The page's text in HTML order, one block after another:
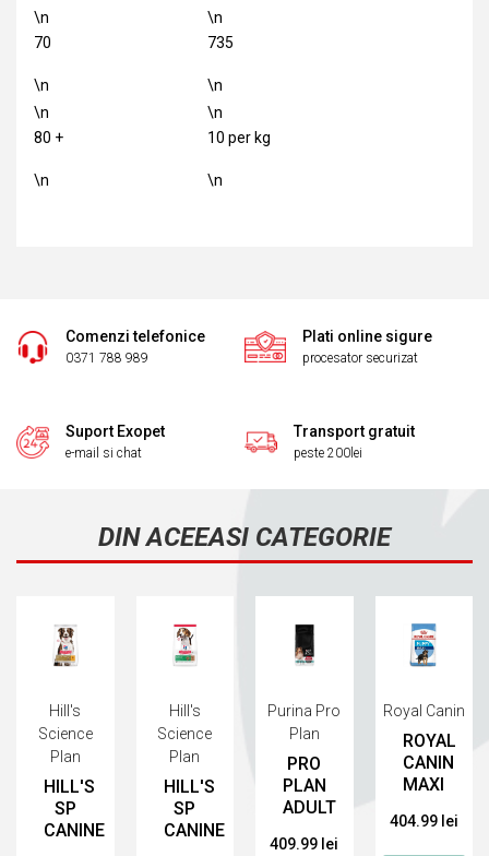
\n
70
\n
\n
735
\n
\n
80 +
\n
\n
10 per kg
\n
Comenzi telefonice
0371 788 989
Plati online sigure
procesator securizat
Suport Exopet
e-mail si chat
Transport gratuit
peste 200lei
DIN ACEEASI CATEGORIE
Hill's
Science
Plan
HILL'S
SP
CANINE
Hill's
Science
Plan
HILL'S
SP
CANINE
Purina Pro
Plan
PRO
PLAN
ADULT
SENSITIVE
409.99 lei
Royal Canin
ROYAL
CANIN
MAXI
15
404.99 lei